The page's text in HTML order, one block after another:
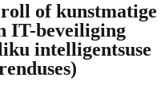
of kunstmatige
IT-beveiliging
intelligentsuse